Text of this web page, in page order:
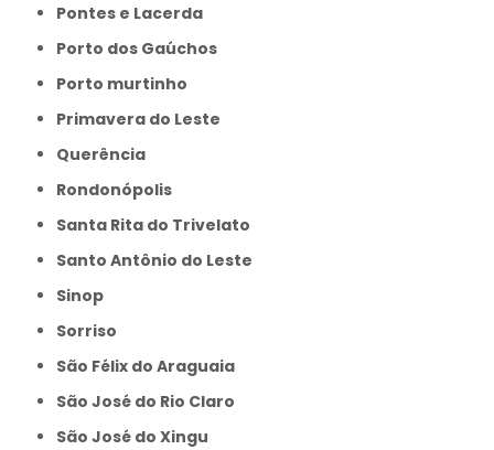
Pontes e Lacerda
Porto dos Gaúchos
Porto murtinho
Primavera do Leste
Querência
Rondonópolis
Santa Rita do Trivelato
Santo Antônio do Leste
Sinop
Sorriso
São Félix do Araguaia
São José do Rio Claro
São José do Xingu